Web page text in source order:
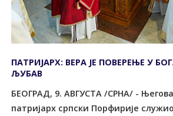
ПАТРИЈАРХ: ВЕРА ЈЕ ПОВЕРЕЊЕ У
ЉУБАВ
БЕОГРАД, 9. АВГУСТА /СРНА/ -
патријарх српски Порфирије